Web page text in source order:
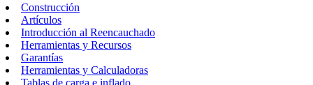
Construcción
Artículos
Introducción al Reencauchado
Herramientas y Recursos
Garantías
Herramientas y Calculadoras
Tablas de carga e inflado